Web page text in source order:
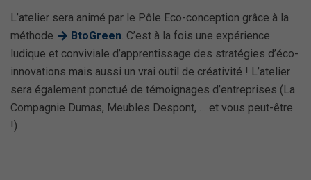
L’atelier sera animé par le Pôle Eco-conception grâce à la
méthode
BtoGreen. C’est à la fois une expérience
ludique et conviviale d’apprentissage des stratégies d’éco-
innovations mais aussi un vrai outil de créativité ! L’atelier
sera également ponctué de témoignages d’entreprises (La
Compagnie Dumas, Meubles Despont, … et vous peut-être
!)